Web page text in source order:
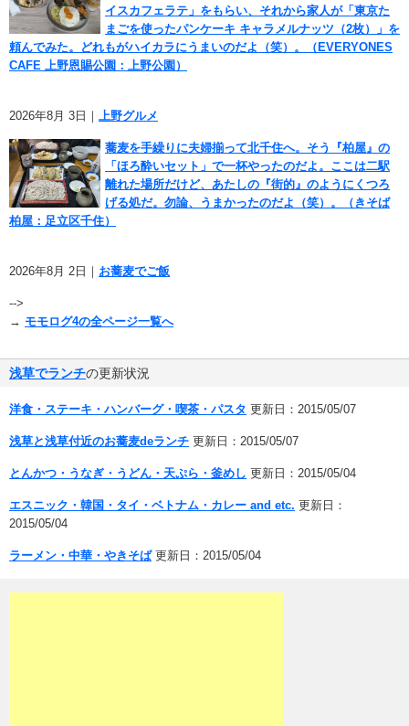
イスカフェラテ」をもらい、それから家人が「東京た
まごを使ったパンケーキ キャラメルナッツ（2枚）」を
頼んでみた。どれもがハイカラにうまいのだよ（笑）。（EVERYONES
CAFE 上野恩賜公園：上野公園）
2026年8月 3日｜ 上野グルメ
蕎麦を手繰りに夫婦揃って北千住へ。そう『柏屋』の
「ほろ酔いセット」で一杯やったのだよ。ここは二駅
離れた場所だけど、あたしの『街的』のようにくつろ
げる処だ。勿論、うまかったのだよ（笑）。（きそば
柏屋：足立区千住）
2026年8月 2日｜ お蕎麦でご飯
-->
→ モモログ4の全ページ一覧へ
浅草でランチの更新状況
洋食・ステーキ・ハンバーグ・喫茶・パスタ 更新日：2015/05/07
浅草と浅草付近のお蕎麦deランチ 更新日：2015/05/07
とんかつ・うなぎ・うどん・天ぷら・釜めし 更新日：2015/05/04
エスニック・韓国・タイ・ベトナム・カレー and etc. 更新日：
2015/05/04
ラーメン・中華・やきそば更新日：2015/05/04